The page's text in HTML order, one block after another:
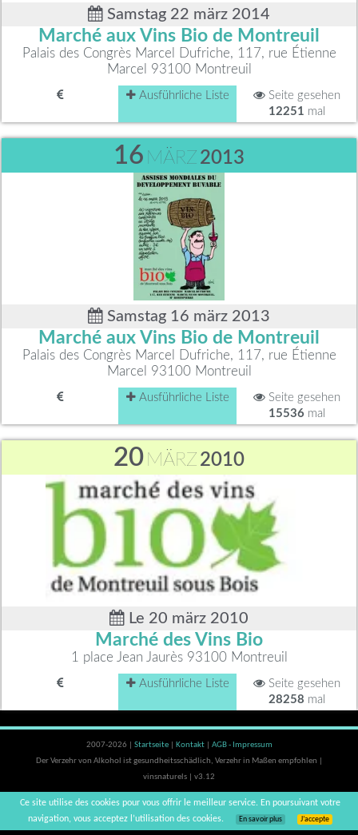
Samstag 22 märz 2014
Marché aux Vins Bio de Montreuil
Palais des Congrès Marcel Dufriche, 117, rue Étienne
Marcel 93100 Montreuil
Ausführliche Liste
Seite gesehen
12251 mal
16 MÄRZ 2013
Samstag 16 märz 2013
Marché aux Vins Bio de Montreuil
Palais des Congrès Marcel Dufriche, 117, rue Étienne
Marcel 93100 Montreuil
Ausführliche Liste
Seite gesehen
15536mal
20 MÄRZ 2010
Le 20 märz 2010
Marché des Vins Bio
1 place Jean Jaurès 93100 Montreuil
Ausführliche Liste
Seite gesehen
28258 mal
2007-2026 | Startseite Kontakt
AGB - Impressum
Der Verzehr von Alkohol ist gesundheitsschädlich, Verzehr in Maßen empfohlen |
vinsnaturels | v3.12
Ce site utilise des cookies pour vous offrir le meilleur service. En poursuivant votre
navigation, vous acceptez l’utilisation des cookies.
En savoir plus J’accepte